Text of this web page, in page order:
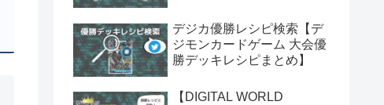
デジカ優勝レシピ検索【デ
ジモンカードゲーム 大会優
勝デッキレシピまとめ】
【DIGITAL WORLD